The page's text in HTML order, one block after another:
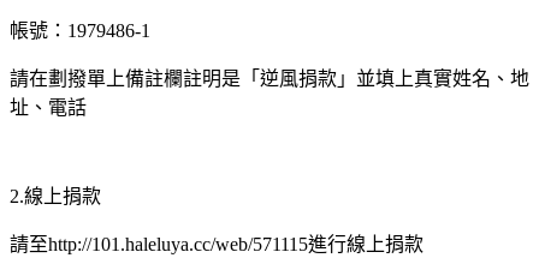
帳號： 1979486-1
請在劃撥單上備註欄註明是「逆風捐款」並填上真實姓名、地
址、電話
2.線上捐款
請至http://101.haleluya.cc/web/571115進行線上捐款